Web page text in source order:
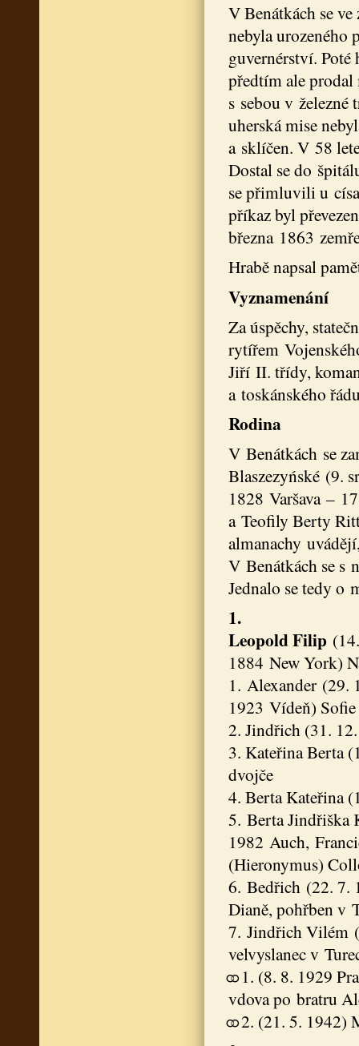
V Benátkách se
nebyla urozeného
guvernérství.
předtím ale prodal
s sebou v železné
uherská mise
a sklíčen. V 58
Dostal se do
se přimluvili u
příkaz byl
března 1863
Hrabě napsal
Vyznamenání
Za úspěchy,
rytířem
Jiří II. třídy,
a toskánského
Rodina
V Benátkách se
Blaszezyńské (9.
1828 Varšava –
a Teofily Berty
almanachy
V Benátkách se s
Jednalo se tedy o
1.
Leopold Filip
1884 New York)
1. Alexander (29.
1923 Vídeň)
2. Jindřich (31.
3. Kateřina Berta
dvojče
4. Berta Kateřina
5. Berta Jindřiška
1982 Auch,
(Hieronymus)
6. Bedřich (22. 7.
Dianě, pohřben v
7. Jindřich Vilém
velvyslanec v
⚭ 1. (8. 8. 1929
vdova po bratru
⚭ 2. (21. 5. 1942)